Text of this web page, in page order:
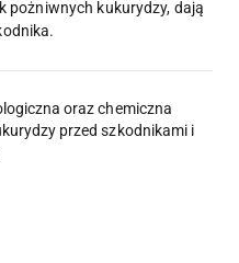
pożniwnych kukurydzy, dają
oraz chemiczna
przed szkodnikami i